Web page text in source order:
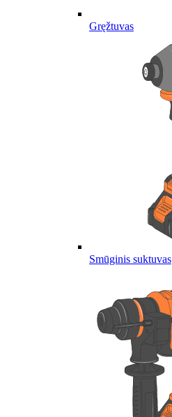
Gręžtuvas
Smūginis suktuvas